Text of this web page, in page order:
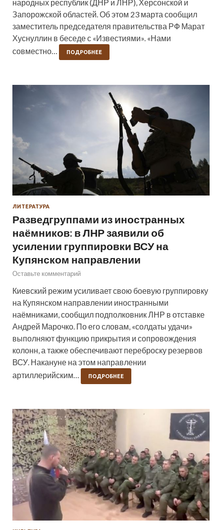
народных республик (ДНР и ЛНР), Херсонской и
Запорожской областей. Об этом 23 марта сообщил
заместитель председателя правительства РФ Марат
Хуснуллин в беседе с «Известиями». «Нами
совместно…
ПОДРОБНЕЕ
ЛИТЕРАТУРА
Разведгруппами из иностранных
наёмников: в ЛНР заявили об
усилении группировки ВСУ на
Купянском направлении
Оставьте комментарий
Киевский режим усиливает свою боевую группировку
на Купянском направлении иностранными
наёмниками, сообщил подполковник ЛНР в отставке
Андрей Марочко. По его словам, «солдаты удачи»
выполняют функцию прикрытия и сопровождения
колонн, а также обеспечивают переброску резервов
ВСУ. Накануне на этом направлении
артиллерийским…
ПОДРОБНЕЕ